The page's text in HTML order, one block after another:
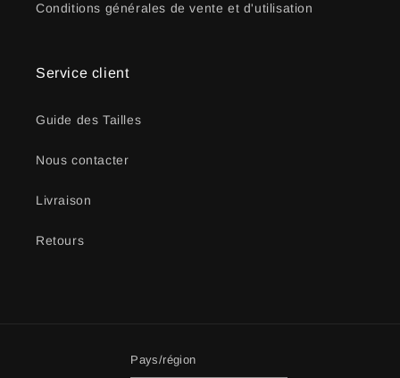
Conditions générales de vente et d'utilisation
Service client
Guide des Tailles
Nous contacter
Livraison
Retours
Pays/région